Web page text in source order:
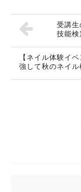
受講
技能
【ネイル体験イ
強して秋のネイル